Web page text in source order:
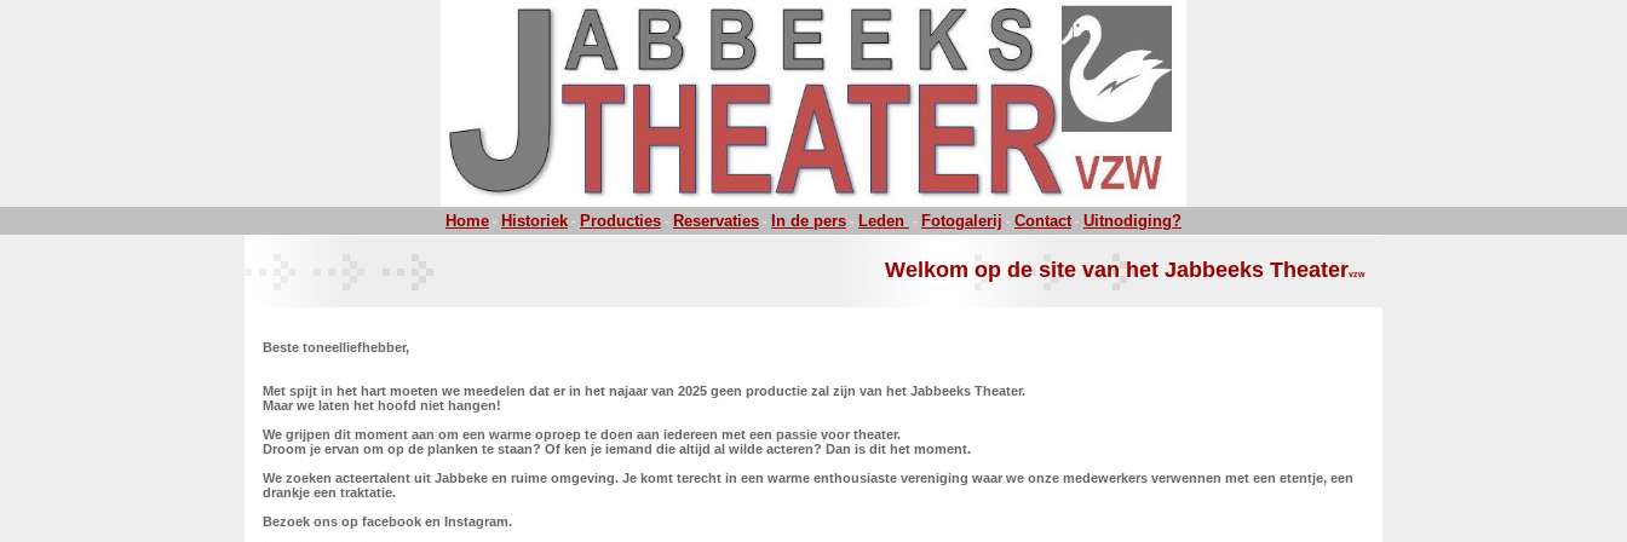
Home - Historiek - Producties - Reservaties - In de pers - Leden - Fotogalerij - Contact - Uitnodiging?
Welkom op de site van het Jabbeeks Theatervzw
Beste toneelliefhebber,
Met spijt in het hart moeten we meedelen dat er in het najaar van 2025 geen productie zal zijn van het Jabbeeks Theater.
Maar we laten het hoofd niet hangen!
We grijpen dit moment aan om een warme oproep te doen aan iedereen met een passie voor theater.
Droom je ervan om op de planken te staan? Of ken je iemand die altijd al wilde acteren? Dan is dit het moment.
We zoeken acteertalent uit Jabbeke en ruime omgeving. Je komt terecht in een warme enthousiaste vereniging waar we onze medewerkers verwennen met een etentje, een
drankje een traktatie.
Bezoek ons op facebook en Instagram.